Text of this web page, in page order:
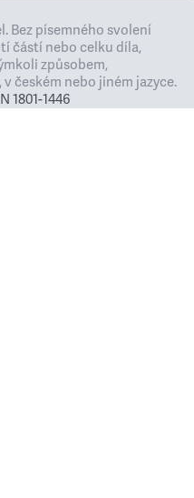
Bez písemného svolení
částí nebo celku díla,
způsobem,
českém nebo jiném jazyce.
1801-1446